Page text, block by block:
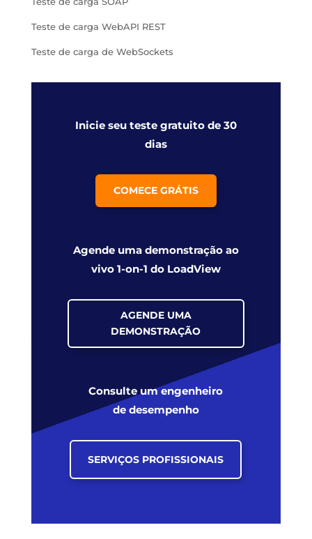
Teste de carga WebAPI REST
Teste de carga de WebSockets
Inicie seu teste gratuito de 30
dias
COMECE GRÁTIS
Agende uma demonstração ao
vivo 1-on-1 do LoadView
AGENDE UMA
DEMONSTRAÇÃO
Consulte um engenheiro
de desempenho
SERVIÇOS PROFISSIONAIS